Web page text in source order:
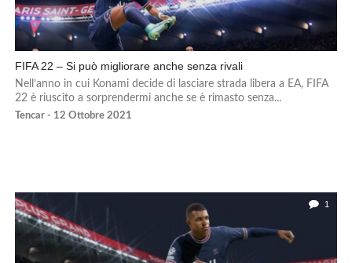
FIFA 22 – Si può migliorare anche senza rivali
Nell’anno in cui Konami decide di lasciare strada libera a EA, FIFA
22 è riuscito a sorprendermi anche se è rimasto senza...
Tencar - 12 Ottobre 2021
1